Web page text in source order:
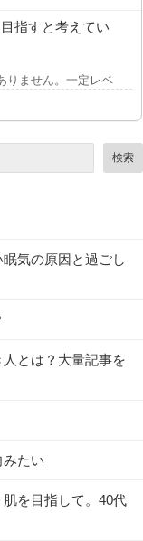
指すと考えてい
りません。一定レベルで
検索
気の原因と過ごし
とは？大量記事を
たい
を目指して。40代